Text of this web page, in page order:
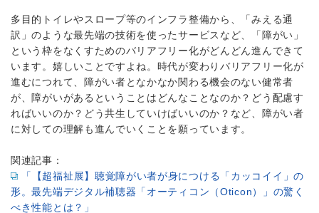
多目的トイレやスロープ等のインフラ整備から、「みえる通
訳」のような最先端の技術を使ったサービスなど、「障がい」
という枠をなくすためのバリアフリー化がどんどん進んできて
います。嬉しいことですよね。時代が変わりバリアフリー化が
進むにつれて、障がい者となかなか関わる機会のない健常者
が、障がいがあるということはどんなことなのか？どう配慮す
ればいいのか？どう共生していけばいいのか？など、障がい者
に対しての理解も進んでいくことを願っています。
関連記事：
「【超福祉展】聴覚障がい者が身につける「カッコイイ」の
形。最先端デジタル補聴器「オーティコン（Oticon）」の驚く
べき性能とは？」